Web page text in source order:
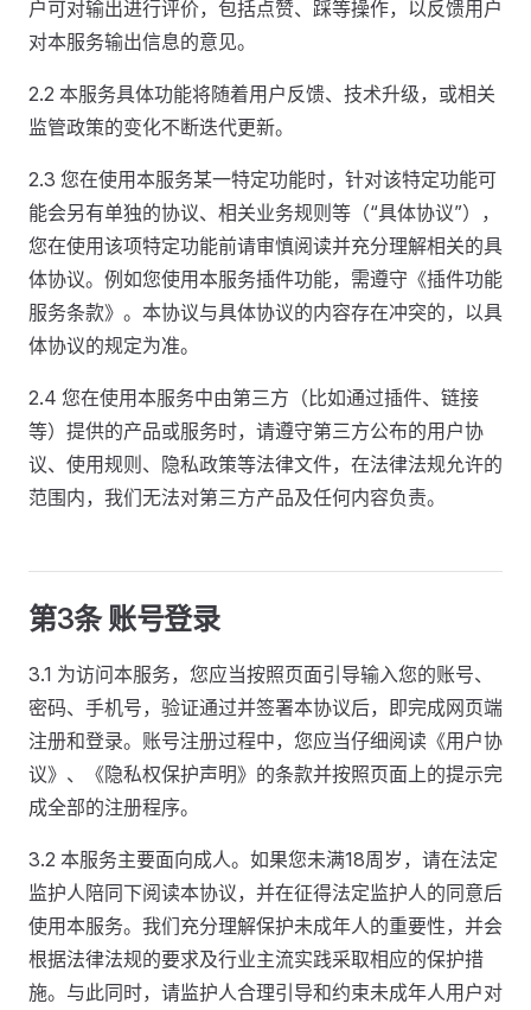
户可对输出进行评价，包括点赞、踩等操作，以反馈用户
对本服务输出信息的意见。
2.2 本服务具体功能将随着用户反馈、技术升级，或相关
监管政策的变化不断迭代更新。
2.3 您在使用本服务某一特定功能时，针对该特定功能可
能会另有单独的协议、相关业务规则等（“具体协议”），
您在使用该项特定功能前请审慎阅读并充分理解相关的具
体协议。例如您使用本服务插件功能，需遵守《插件功能
服务条款》。本协议与具体协议的内容存在冲突的，以具
体协议的规定为准。
2.4 您在使用本服务中由第三方（比如通过插件、链接
等）提供的产品或服务时，请遵守第三方公布的用户协
议、使用规则、隐私政策等法律文件，在法律法规允许的
范围内，我们无法对第三方产品及任何内容负责。
第3条 账号登录
3.1 为访问本服务，您应当按照页面引导输入您的账号、
密码、手机号，验证通过并签署本协议后，即完成网页端
注册和登录。账号注册过程中，您应当仔细阅读《用户协
议》、《隐私权保护声明》的条款并按照页面上的提示完
成全部的注册程序。
3.2 本服务主要面向成人。如果您未满18周岁，请在法定
监护人陪同下阅读本协议，并在征得法定监护人的同意后
使用本服务。我们充分理解保护未成年人的重要性，并会
根据法律法规的要求及行业主流实践采取相应的保护措
施。与此同时，请监护人合理引导和约束未成年人用户对